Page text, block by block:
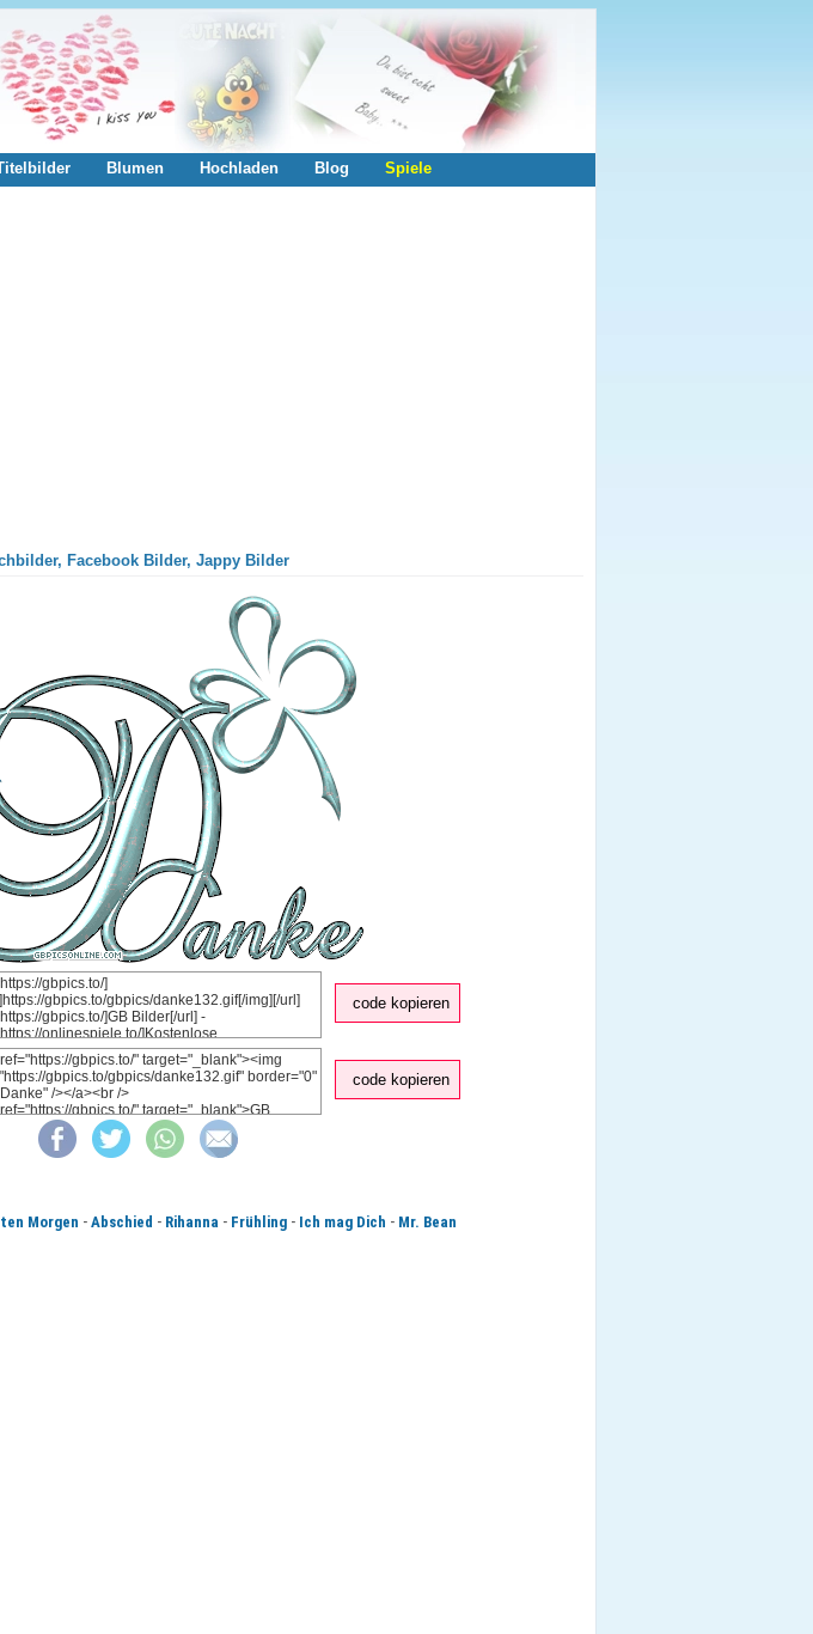
Blumen Hochladen Blog Spiele
Facebook Bilder, Jappy Bilder
code kopieren
code kopieren
Morgen - Abschied - Rihanna - Frühling - Ich mag Dich - Mr. Bean